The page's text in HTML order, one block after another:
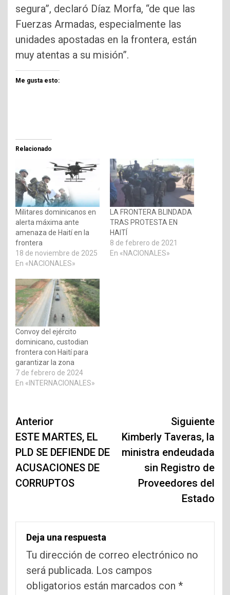
segura”, decla­ró Díaz Morfa, “de que las
Fuerzas Armadas, especial­mente las
unidades apos­tadas en la frontera, están
muy atentas a su misión”.
Me gusta esto:
Relacionado
Militares dominicanos en
alerta máxima ante
amenaza de Haití en la
frontera
18 de noviembre de 2025
En «NACIONALES»
LA FRONTERA BLINDADA
TRAS PROTESTA EN
HAITÍ
8 de febrero de 2021
En «NACIONALES»
Convoy del ejército
dominicano, custodian
frontera con Haití para
garantizar la zona
7 de febrero de 2024
En «INTERNACIONALES»
Navegación
de
entradas
Anterior
ESTE MARTES, EL
PLD SE DEFIENDE DE
ACUSACIONES DE
CORRUPTOS
Siguiente
Kimberly Taveras, la
ministra endeudada
sin Registro de
Proveedores del
Estado
Deja una respuesta
Tu dirección de correo electrónico no
será publicada. Los campos
obligatorios están marcados con *